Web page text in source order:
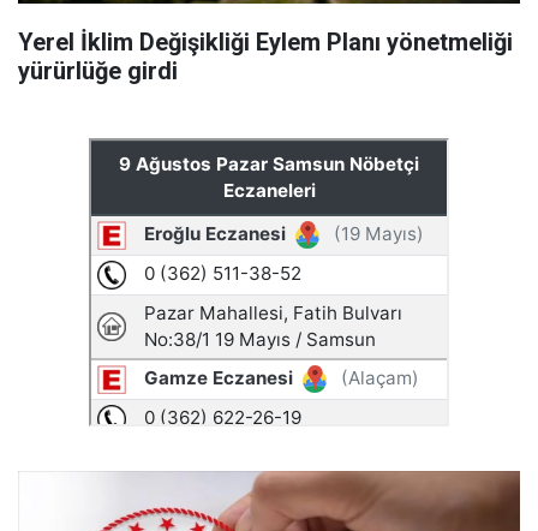
Yerel İklim Değişikliği Eylem Planı yönetmeliği
yürürlüğe girdi